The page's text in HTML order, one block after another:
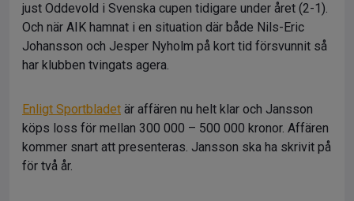
just Oddevold i Svenska cupen tidigare under året (2-1).
Och när AIK hamnat i en situation där både Nils-Eric
Johansson och Jesper Nyholm på kort tid försvunnit så
har klubben tvingats agera.
Enligt Sportbladet är affären nu helt klar och Jansson
köps loss för mellan 300 000 – 500 000 kronor. Affären
kommer snart att presenteras. Jansson ska ha skrivit på
för två år.